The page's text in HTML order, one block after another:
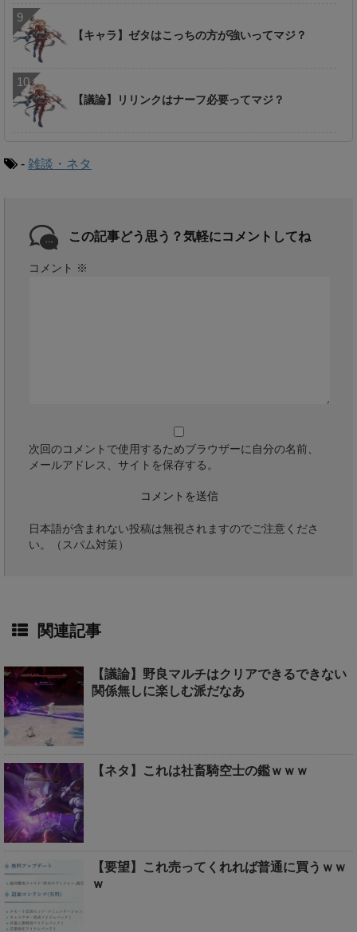
【キャラ】ゼタはこっちの方が強いってマジ？
【議論】リリンクはナーフ必要ってマジ？
- 雑談・ネタ
この記事どう思う？気軽にコメントしてね
コメント ※
次回のコメントで使用するためブラウザーに自分の名前、
メールアドレス、サイトを保存する。
日本語が含まれない投稿は無視されますのでご注意くださ
い。（スパム対策）
関連記事
【議論】野良マルチはクリアできるできない
関係無しに楽しむ派だなあ
【ネタ】これは社畜騎空士の鑑ｗｗｗ
【要望】これ売ってくれれば普通に買うｗｗ
ｗ